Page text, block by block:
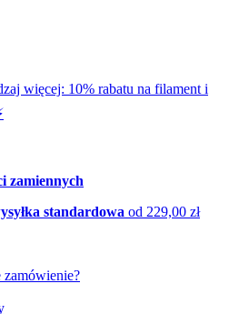
więcej: 10% rabatu na filament i
zamiennych
standardowa od 229,00 zł
zamówienie?